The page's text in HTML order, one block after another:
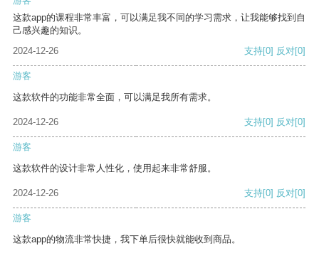
这款app的课程非常丰富，可以满足我不同的学习需求，让我能够找到自
己感兴趣的知识。
2024-12-26
支持[0] 反对[0]
游客
这款软件的功能非常全面，可以满足我所有需求。
2024-12-26 支持[0] 反对[0]
游客
这款软件的设计非常人性化，使用起来非常舒服。
2024-12-26 支持[0] 反对[0]
游客
这款app的物流非常快捷，我下单后很快就能收到商品。